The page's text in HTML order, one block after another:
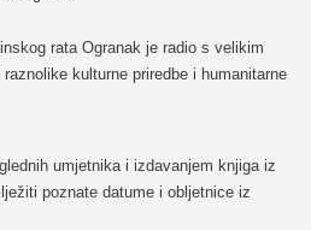
rata Ogranak je radio s velikim
kulturne priredbe i humanitarne
umjetnika i izdavanjem knjiga iz
poznate datume i obljetnice iz